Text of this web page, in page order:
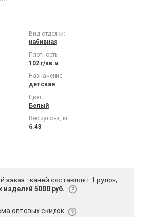
Вид отделки:
набивная
Плотность:
102 г/кв.м
Назначение:
детская
Цвет:
Белый
Вес рулона, кг:
6.43
заказ тканей составляет 1 рулон,
изделий 5000 руб.
оптовых скидок